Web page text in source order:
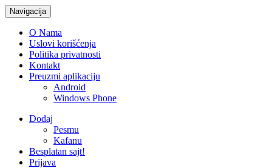
Navigacija
O Nama
Uslovi korišćenja
Politika privatnosti
Kontakt
Preuzmi aplikaciju
Android
Windows Phone
Dodaj
Pesmu
Kafanu
Besplatan sajt!
Prijava